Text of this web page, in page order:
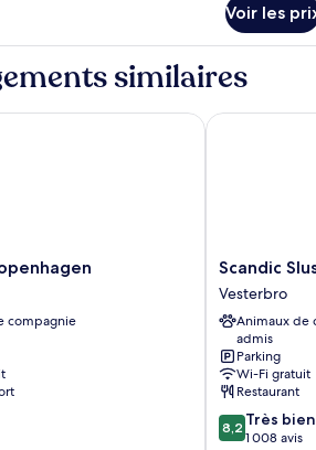
Voir les
similaires
compagnie
Scandic
Sluseholmen
Vesterbro
Scandic
Vesterbro
Animaux de
admis
Parking
Wi-Fi gratuit
Restaurant
8.2
sur
8,2 Très bien
1 008 avis
Scandic